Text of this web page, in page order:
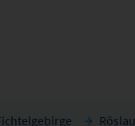
Röslau